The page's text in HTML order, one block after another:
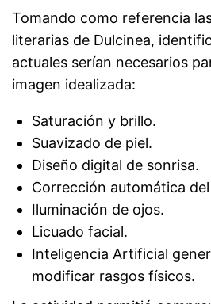
Tomando como referencia
literarias de Dulcinea,
actuales serían necesarios
imagen idealizada:
Saturación y brillo.
Suavizado de piel.
Diseño digital de sonrisa.
Corrección automática
Iluminación de ojos.
Licuado facial.
Inteligencia Artificial
modificar rasgos físicos.